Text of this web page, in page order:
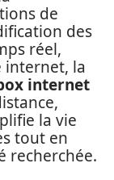
de
des
réel,
internet, la
internet
la vie
tout en
recherchée.